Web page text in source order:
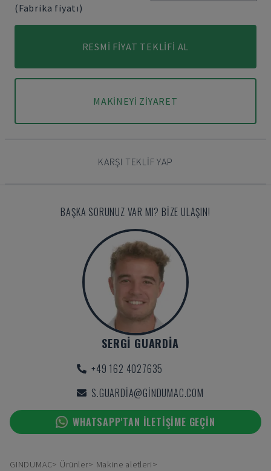
(Fabrika fiyatı)
RESMI FIYAT TEKLIFI AL
MAKINEYI ZIYARET
KARŞI TEKLIF YAP
BAŞKA SORUNUZ VAR MI? BIZE ULAŞIN!
SERGI GUARDIA
+49 162 4027635
S.GUARDIA@GINDUMAC.COM
WHATSAPP'TAN ILETIŞIME GEÇIN
GINDUMAC Ürünler
Makine aletleri